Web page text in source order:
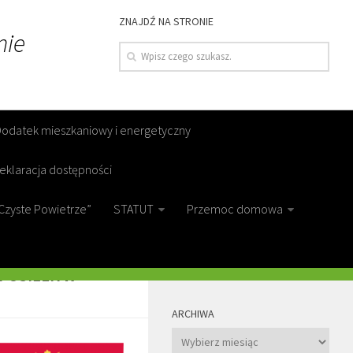
ZNAJDŹ NA STRONIE
mieszkaniowy i energetyczny
dostępności
Powietrze” STATUT Przemoc domowa
ZWIĄZANEGO
W
ARCHIWA
Archiwa